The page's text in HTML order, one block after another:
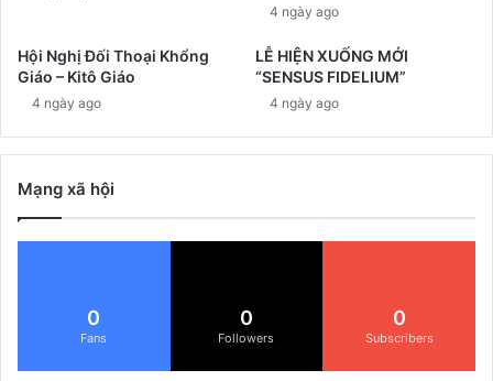
4 ngày ago
Hội Nghị Đối Thoại Khổng
Giáo – Kitô Giáo
4 ngày ago
LỄ HIỆN XUỐNG MỚI
“SENSUS FIDELIUM”
4 ngày ago
Mạng xã hội
0
Fans
0
Followers
0
Subscribers